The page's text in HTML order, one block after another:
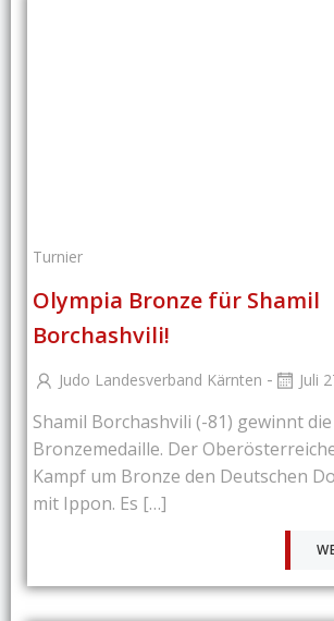
Turnier
Olympia Bronze für Shamil
Borchashvili!
Judo Landesverband Kärnten - Juli
Shamil Borchashvili (-81) gewinnt die
Bronzemedaille. Der
Kampf um Bronze den Deutschen
mit Ippon. Es […]